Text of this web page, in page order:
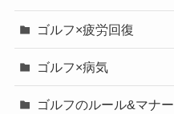
ゴルフ×疲労回復
ゴルフ×病気
ゴルフのルール&マナー